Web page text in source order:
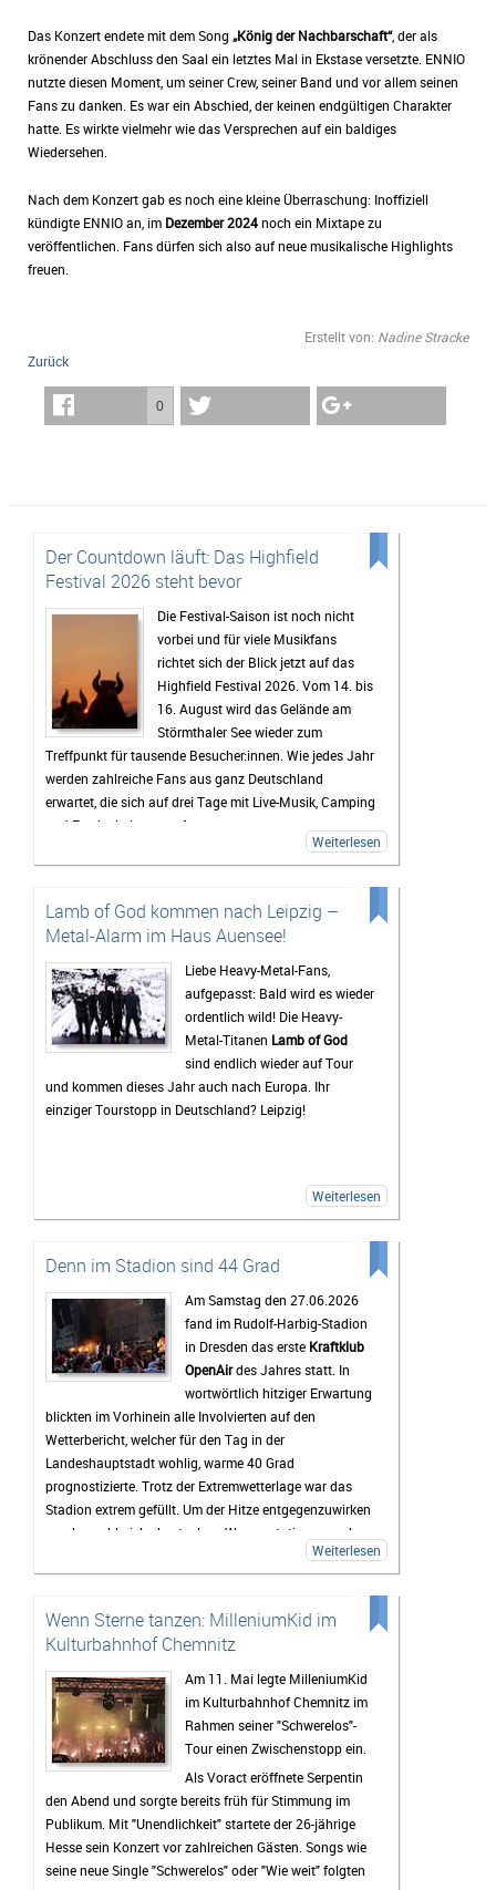
Das Konzert endete mit dem Song „König der Nachbarschaft“, der als
krönender Abschluss den Saal ein letztes Mal in Ekstase versetzte. ENNIO
nutzte diesen Moment, um seiner Crew, seiner Band und vor allem seinen
Fans zu danken. Es war ein Abschied, der keinen endgültigen Charakter
hatte. Es wirkte vielmehr wie das Versprechen auf ein baldiges
Wiedersehen.
Nach dem Konzert gab es noch eine kleine Überraschung: Inoffiziell
kündigte ENNIO an, im Dezember 2024noch ein Mixtape zu
veröffentlichen. Fans dürfen sich also auf neue musikalische Highlights
freuen.
Erstellt von: Nadine Stracke
Zurück
0
Der Countdown läuft: Das Highfield
Festival 2026 steht bevor
Die Festival-Saison ist noch nicht
vorbei und für viele Musikfans
richtet sich der Blick jetzt auf das
Highfield Festival 2026. Vom 14. bis
16. August wird das Gelände am
Störmthaler See wieder zum
Treffpunkt für tausende Besucher:innen. Wie jedes Jahr
werden zahlreiche Fans aus ganz Deutschland
erwartet, die sich auf drei Tage mit Live-Musik, Camping
und Festivalstimmung freuen.
Das Highfield gehört seit Jahren zu den bekanntesten
Rock, Indie, Punk und Hip-Hop sorgt dafür, dass jedes
Jahr ein bunt gemischtes Publikum zusammenkommt.
Auch 2026 stehen wieder viele bekannte Künstler auf
dem Programm, die Besucher vor den Bühnen zum
Feiern bringen sollen. Gerade die Headliner werden mit
Spannung erwartet, doch oft sind es auch die kleineren
Bands.
Mindestens genauso wichtig wie die Konzerte ist für
viele Gäste das Leben auf dem Campingplatz. Dort
beginnt das Festivalgefühl oft schon lange, bevor die
zwischendurch eine Pause vom Trubel braucht, kann
zu mehr als nur einem Musikfestival.
Bis zum Festival dauert es zwar noch etwas, doch die
Vorfreude wächst mit jedem Tag. Viele Tickets sind
bereits verkauft und die Erwartungen an das
Wochenende sind entsprechend hoch. Wenn das
Wetter mitspielt und die Stimmung so gut wird wie in
den vergangenen Jahren, dürfte das Highfield Festival
2026 wieder zu den Höhepunkten des Festivalsommers
gehören.
Weiterlesen
Lamb of God kommen nach Leipzig –
Metal-Alarm im Haus Auensee!
Liebe Heavy-Metal-Fans,
aufgepasst: Bald wird es wieder
ordentlich wild! Die Heavy-
Metal-Titanen Lamb of God
sind endlich wieder auf Tour
und kommen dieses Jahr auch nach Europa. Ihr
einziger Tourstopp in Deutschland? Leipzig!
Weiterlesen
Denn im Stadion sind 44 Grad
Am Samstag den 27.06.2026
fand im Rudolf-Harbig-Stadion
in Dresden das erste Kraftklub
OpenAirdes Jahres statt. In
wortwörtlich hitziger Erwartung
blickten im Vorhinein alle Involvierten auf den
Wetterbericht, welcher für den Tag in der
Landeshauptstadt wohlig, warme 40 Grad
prognostizierte. Trotz der Extremwetterlage war das
Stadion extrem gefüllt. Um der Hitze entgegenzuwirken
wurden zahlreiche kostenlose Wasserstationen und -
sprinkler installiert, Rettungsdecken ausgegeben und
das Wasser an den Verkaufsständen um 20% reduziert.
zahlreichen Rettungskräfte direkt vor Ort.
Als erster Voract startete der Rapper
welcher mit Sommerkleid und Wassereis die passende
musikalische Untermalung für den sich langsam
nähernden und damit Abkühlung versprechenden
Sonnenuntergang lieferte. Mit seinen 17 Jahren und
seinem FeaturegastKid Kapri
konnte er die Fans, die
sich schon nachmittags in die Stadionsonne trauten,
begeistern.
Der zweite Programmpunkt des OpenAir-Abends wurde
das Publikum vonBlonddurch ihre Hits zum mitsingen
Weiterlesen
Wenn Sterne tanzen: MilleniumKid im
Kulturbahnhof Chemnitz
Am 11. Mai legte MilleniumKid
im Kulturbahnhof Chemnitz im
Rahmen seiner "Schwerelos"-
Tour einen Zwischenstopp ein.
Als Voract eröffnete Serpentin
den Abend und sorgte bereits früh für Stimmung im
Publikum. Mit "Unendlichkeit" startete der 26-jährige
Hesse sein Konzert vor zahlreichen Gästen. Songs wie
seine neue Single "Schwerelos" oder "Wie weit" folgten